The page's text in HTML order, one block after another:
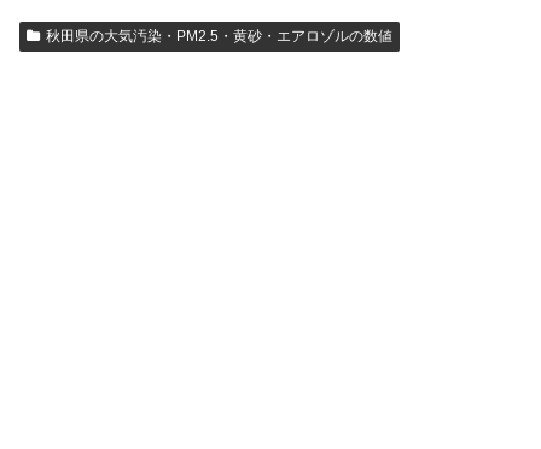
秋田県の大気汚染・PM2.5・黄砂・エアロゾルの数値